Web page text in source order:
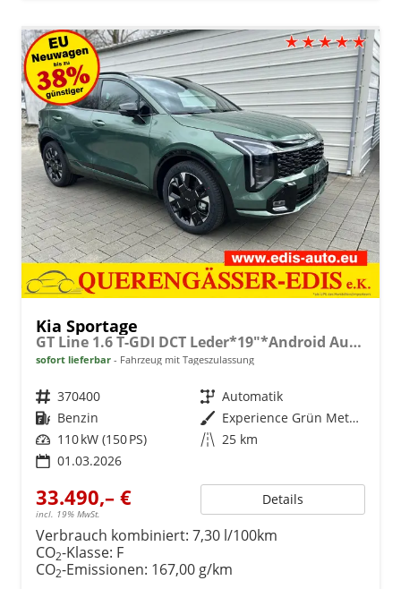
Kia Sportage
GT Line 1.6 T-GDI DCT Leder*19"*Android Auto*Navi*SHZ*E-Heck*ACC*360°Kamera
sofort lieferbar Fahrzeug mit Tageszulassung
Fahrzeugnr. 370400 Getriebe Automatik
Kraftstoff Benzin Außenfarbe
Experience Grün Metallic
Leistung 110 kW (150 PS) Kilometerstand 25 km
01.03.2026
33.490,– €
incl. 19% MwSt.
Details
Verbrauch kombiniert: 7,30 l/100km
CO2-Klasse: F
CO2-Emissionen: 167,00 g/km